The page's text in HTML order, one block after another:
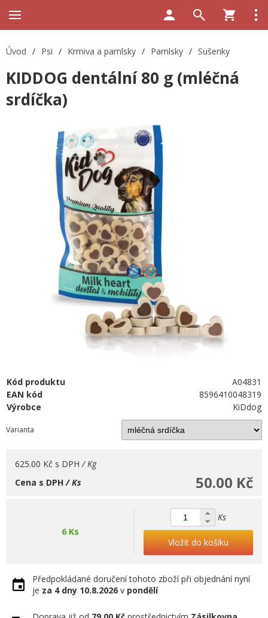
Úvod / Psi / Krmiva a pamlsky / Pamlsky / Sušenky
KIDDOG dentální 80 g (mléčná
srdíčka)
Kód produktu
A04831
EAN kód
8596410048319
Výrobce
KiDdog
Varianta
625.00 Kč s DPH / Kg
50.00 Kč
Cena s DPH/ Ks
6 Ks
Ks
Vložit do košíku
Předpokládané doručení tohoto zboží při objednání nyní
je za 4 dny 10.8.2026 v pondělí